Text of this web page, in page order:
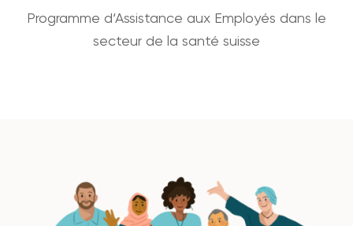
Programme d‘Assistance aux Employés dans le
secteur de la santé suisse